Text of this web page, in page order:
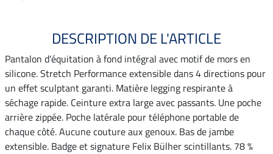
DESCRIPTION DE L'ARTICLE
Pantalon d'équitation à fond intégral avec motif de mors en
silicone. Stretch Performance extensible dans 4 directions pour
un effet sculptant garanti. Matière legging respirante à
séchage rapide. Ceinture extra large avec passants. Une poche
arrière zippée. Poche latérale pour téléphone portable de
chaque côté. Aucune couture aux genoux. Bas de jambe
extensible. Badge et signature Felix Bülher scintillants. 78 %